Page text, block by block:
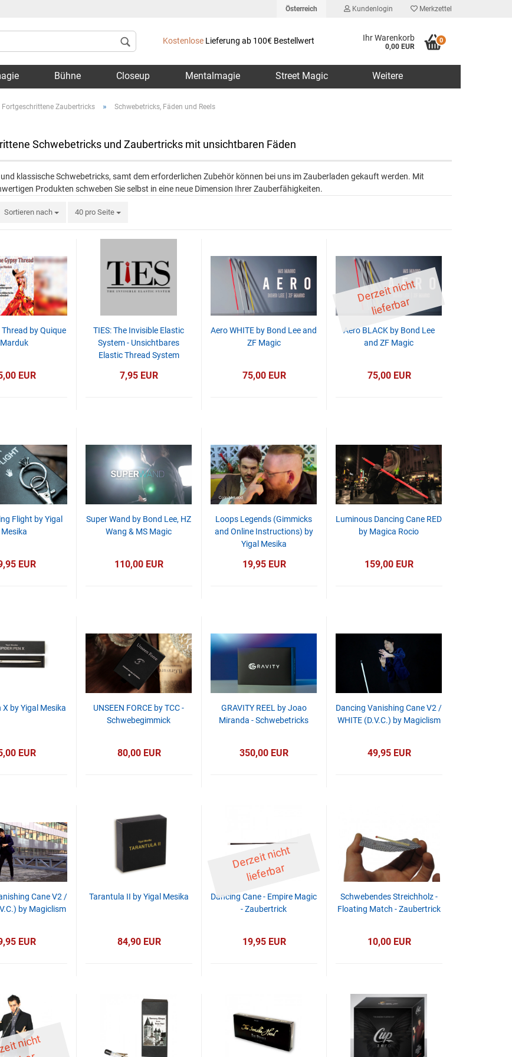
Österreich
Lieferland
Kundenlogin
Konto erstellen
Passwort vergessen?
Merkzettel
Kostenlose Lieferung ab 100€ Bestellwert Ihr Warenkorb
0,00 EUR
0
Bühne Closeup Mentalmagie Street Magic Weitere
Fortgeschrittene Zaubertricks » Schwebetricks, Fäden und Reels
Schwebetricks und Zaubertricks mit unsichtbaren Fäden
klassische Schwebetricks, samt dem erforderlichen Zubehör können bei uns im Zauberladen gekauft werden. Mit
Produkten schweben Sie selbst in eine neue Dimension Ihrer Zauberfähigkeiten.
Sortieren nach 40 pro Seite
Thread by Quique
Marduk
EUR
TIES: The Invisible Elastic
System - Unsichtbares
Elastic Thread System
7,95 EUR
Aero WHITE by Bond Lee and
ZF Magic
75,00 EUR
D
er
z
eit
ni
c
ht
li
ef
er
b
ar
Aero BLACK by Bond Lee
and ZF Magic
75,00 EUR
Flight by Yigal
Mesika
EUR
Super Wand by Bond Lee, HZ
Wang & MS Magic
110,00 EUR
Loops Legends (Gimmicks
and Online Instructions) by
Yigal Mesika
19,95 EUR
Luminous Dancing Cane RED
by Magica Rocio
159,00 EUR
X by Yigal Mesika
EUR
UNSEEN FORCE by TCC -
Schwebegimmick
80,00 EUR
GRAVITY REEL by Joao
Miranda - Schwebetricks
350,00 EUR
Dancing Vanishing Cane V2 /
WHITE (D.V.C.) by Magiclism
49,95 EUR
Cane V2 /
by Magiclism
EUR
Tarantula II by Yigal Mesika
84,90 EUR
D
er
z
eit
ni
c
ht
li
ef
er
b
ar
Dancing Cane - Empire Magic
- Zaubertrick
19,95 EUR
Schwebendes Streichholz -
Floating Match - Zaubertrick
10,00 EUR